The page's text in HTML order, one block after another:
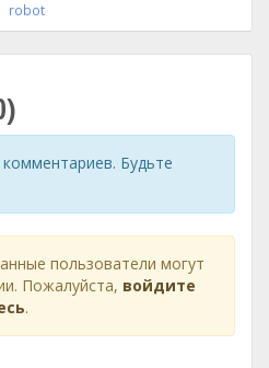
robot
Будьте
пользователи могут
Пожалуйста, войдите
.